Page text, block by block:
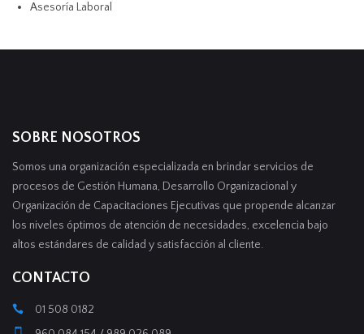
Asesoría Laboral
SOBRE NOSOTROS
Somos una organización especializada en brindar servicios de
procesos de Gestión Humana, Desarrollo Organizacional y
Organización de Capacitaciones Ejecutivas que propende alcanzar
los niveles óptimos de atención de necesidades, excelencia bajo
altos estándares de calidad y satisfacción al cliente.
CONTACTO
01 508 0182